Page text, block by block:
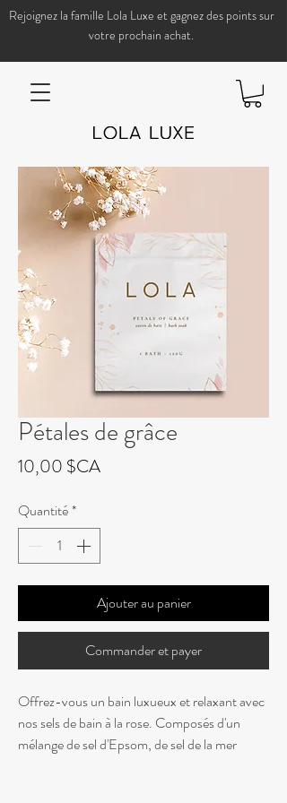
Rejoignez la famille Lola Luxe et gagnez des points sur
votre prochain achat.
Pétales de grâce
10,00 $CAPrix
Quantité*
Ajouter au panier
Commander et payer
Offrez-vous un bain luxueux et relaxant avec
nos sels de bain à la rose. Composés d'un
mélange de sel d'Epsom, de sel de la mer